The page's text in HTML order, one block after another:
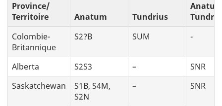
Province/
Territoire
Anatum Tundrius
Colombie-
Britannique
S2?B SUM -
Alberta S2S3 –
SNR
Saskatchewan
S1B, S4M,
S2N
– SNR